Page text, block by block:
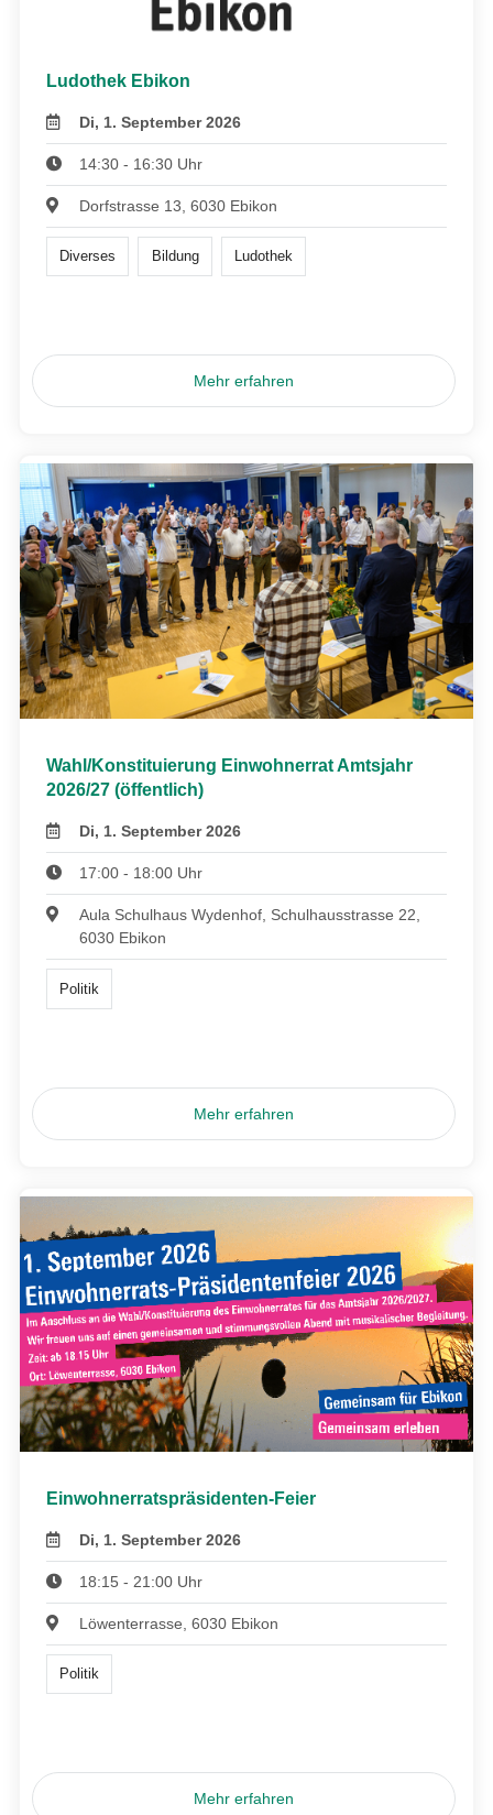
Ludothek Ebikon
Di, 1. September 2026
14:30 - 16:30 Uhr
Dorfstrasse 13, 6030 Ebikon
Diverses Bildung Ludothek
Mehr erfahren
Wahl/Konstituierung Einwohnerrat Amtsjahr
2026/27 (öffentlich)
Di, 1. September 2026
17:00 - 18:00 Uhr
Aula Schulhaus Wydenhof, Schulhausstrasse 22,
6030 Ebikon
Politik
Mehr erfahren
Einwohnerratspräsidenten-Feier
Di, 1. September 2026
18:15 - 21:00 Uhr
Löwenterrasse, 6030 Ebikon
Politik
Mehr erfahren